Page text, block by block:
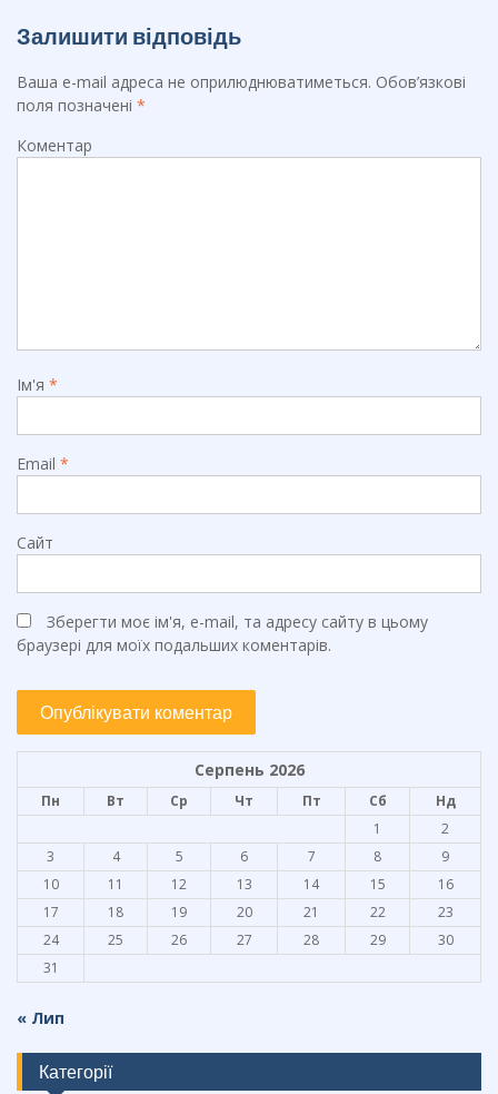
Залишити відповідь
Ваша e-mail адреса не оприлюднюватиметься. Обов’язкові
поля позначені *
Коментар
Ім'я *
Email *
Сайт
Зберегти моє ім'я, e-mail, та адресу сайту в цьому
браузері для моїх подальших коментарів.
Серпень 2026
Пн Вт Ср Чт Пт Сб
Нд
1
2
3
4 5 6 7 8
9
10
11 12 13 14 15
16
17
18 19 20 21 22
23
24
25 26 27 28 29
30
31
« Лип
Категорії